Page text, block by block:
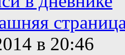
в 20:46